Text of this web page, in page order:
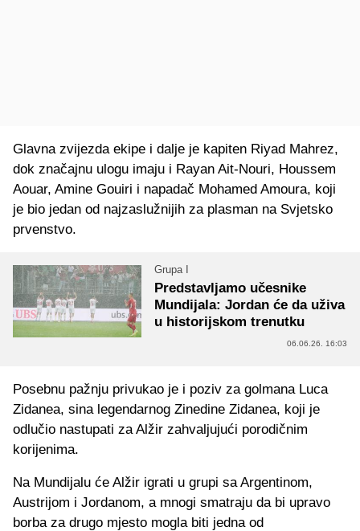
Glavna zvijezda ekipe i dalje je kapiten Riyad Mahrez,
dok značajnu ulogu imaju i Rayan Ait-Nouri, Houssem
Aouar, Amine Gouiri i napadač Mohamed Amoura, koji
je bio jedan od najzaslužnijih za plasman na Svjetsko
prvenstvo.
Grupa I
Predstavljamo učesnike
Mundijala: Jordan će da uživa
u historijskom trenutku
06.06.26. 16:03
Posebnu pažnju privukao je i poziv za golmana Luca
Zidanea, sina legendarnog Zinedine Zidanea, koji je
odlučio nastupati za Alžir zahvaljujući porodičnim
korijenima.
Na Mundijalu će Alžir igrati u grupi sa Argentinom,
Austrijom i Jordanom, a mnogi smatraju da bi upravo
borba za drugo mjesto mogla biti jedna od